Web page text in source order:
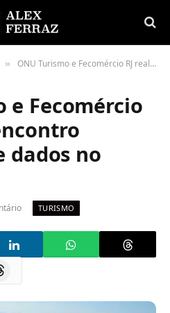
» ONU Turismo e Fecomércio RJ realizam encontro técnico sobre dados no setor
e Fecomércio
dados no
TURISMO